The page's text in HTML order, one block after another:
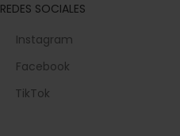
REDES SOCIALES
Instagram
Facebook
TikTok